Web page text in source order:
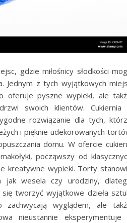
gdzie miłośnicy słodkości
Jednym z tych wyjątkowych
oferuje pyszne wypieki, ale
swoich klientów. Cukiernia
rozwiązanie dla tych,
i pięknie udekorowanych
domu. W ofercie
począwszy od
kreatywne wypieki. Torty
jak wesela czy urodziny,
tworzyć wyjątkowe dzieła
wyglądem, ale
nieustannie eksperymentuje